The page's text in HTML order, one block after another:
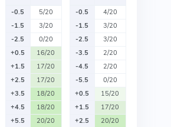
-0.5
5/20
-1.5
3/20
-2.5
0/20
+0.5
16/20
+1.5
17/20
+2.5
17/20
+3.5
18/20
+4.5
18/20
+5.5
20/20
-0.5
4/20
-1.5
3/20
-2.5
3/20
-3.5
2/20
-4.5
2/20
-5.5
0/20
+0.5
15/20
+1.5
17/20
+2.5
20/20